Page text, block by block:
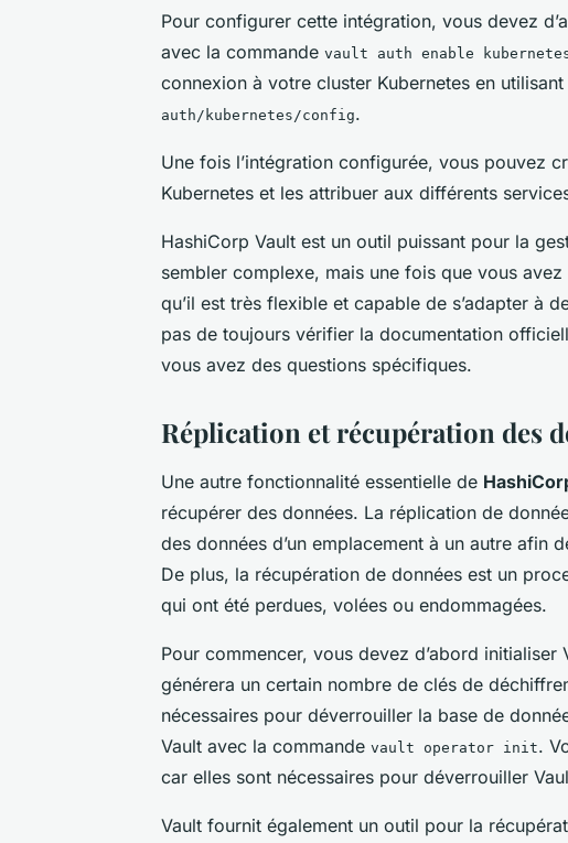
Pour configurer cette intégration, vous devez
avec la commande vault auth enable
connexion à votre cluster Kubernetes en
auth/kubernetes/config.
Une fois l’intégration configurée, vous pouvez
Kubernetes et les attribuer aux différents
HashiCorp Vault est un outil puissant pour la
sembler complexe, mais une fois que vous
qu’il est très flexible et capable de s’adapter à
pas de toujours vérifier la documentation
vous avez des questions spécifiques.
Réplication et récupération des
Une autre fonctionnalité essentielle de
récupérer des données. La réplication de
des données d’un emplacement à un autre afin
De plus, la récupération de données est un
qui ont été perdues, volées ou endommagées.
Pour commencer, vous devez d’abord
générera un certain nombre de clés de
nécessaires pour déverrouiller la base de
Vault avec la commande vault operator init.
car elles sont nécessaires pour déverrouiller
Vault fournit également un outil pour la